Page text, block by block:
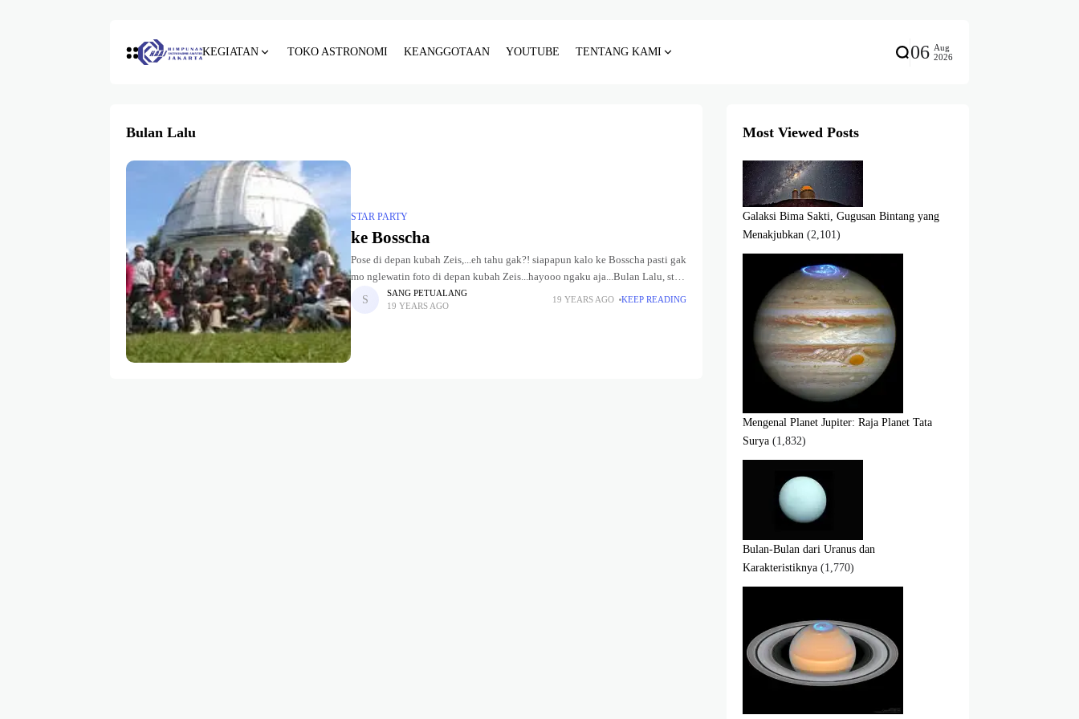
KEGIATAN TOKO ASTRONOMI KEANGGOTAAN YOUTUBE TENTANG KAMI 06 Aug
2026
Bulan Lalu
STAR PARTY
ke Bosscha
Pose di depan kubah Zeis,...eh tahu gak?! siapapun kalo ke Bosscha pasti gak
mo nglewatin foto di depan kubah Zeis...hayooo ngaku aja...Bulan Lalu, star
party HAAJ ke -2 dilaksanakan di
SANG PETUALANG
19 YEARS AGO
19 YEARS AGO KEEP READING
Most Viewed Posts
Galaksi Bima Sakti, Gugusan Bintang yang
Menakjubkan (2,101)
Mengenal Planet Jupiter: Raja Planet Tata
Surya (1,832)
Bulan-Bulan dari Uranus dan
Karakteristiknya (1,770)